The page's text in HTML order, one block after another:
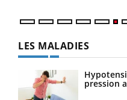
LES MALADIES
pression